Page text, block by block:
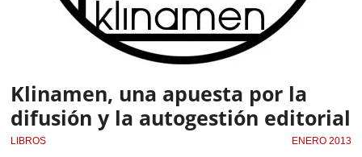
Klinamen, una apuesta por la
difusión y la autogestión editorial
LIBROS ENERO 2013